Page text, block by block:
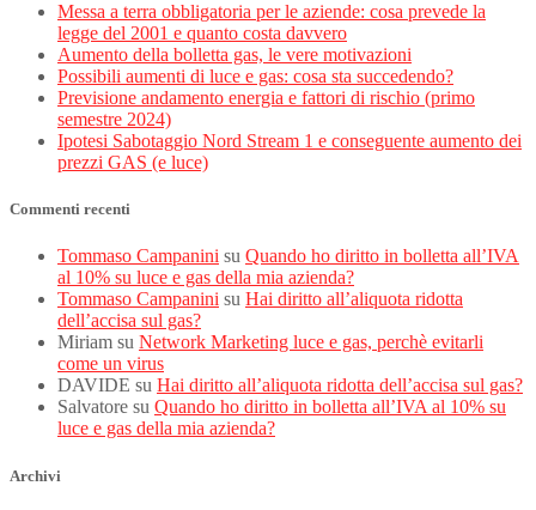
Messa a terra obbligatoria per le aziende: cosa prevede la
legge del 2001 e quanto costa davvero
Aumento della bolletta gas, le vere motivazioni
Possibili aumenti di luce e gas: cosa sta succedendo?
Previsione andamento energia e fattori di rischio (primo
semestre 2024)
Ipotesi Sabotaggio Nord Stream 1 e conseguente aumento dei
prezzi GAS (e luce)
Commenti recenti
Tommaso Campanini su Quando ho diritto in bolletta all’IVA
al 10% su luce e gas della mia azienda?
Tommaso Campanini su Hai diritto all’aliquota ridotta
dell’accisa sul gas?
Miriam su Network Marketing luce e gas, perchè evitarli
come un virus
DAVIDE su Hai diritto all’aliquota ridotta dell’accisa sul gas?
Salvatore su Quando ho diritto in bolletta all’IVA al 10% su
luce e gas della mia azienda?
Archivi